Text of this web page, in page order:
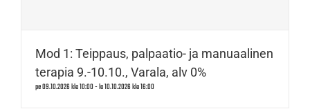
Mod 1: Teippaus, palpaatio- ja manuaalinen
terapia 9.-10.10., Varala, alv 0%
pe 09.10.2026 klo 10:00-la 10.10.2026 klo 16:00